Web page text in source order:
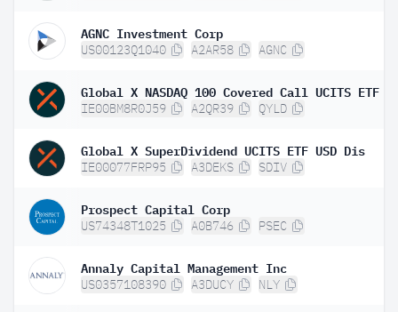
AGNC Investment Corp
US00123Q1040 A2AR58 AGNC
Global X NASDAQ 100 Covered Call UCITS ETF
IE00BM8R0J59 A2QR39 QYLD
Global X SuperDividend UCITS ETF USD Dis
IE00077FRP95 A3DEKS SDIV
Prospect Capital Corp
US74348T1025 A0B746 PSEC
Annaly Capital Management Inc
US0357108390 A3DUCY NLY